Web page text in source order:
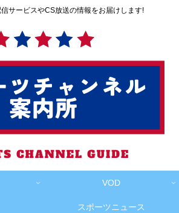
サービスやCS放送の情報をお届けします!
VOD
スポーツニュース